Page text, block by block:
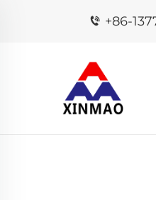
+86-